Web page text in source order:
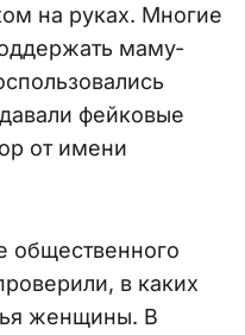
на руках. Многие
маму-
фейковые
от имени
общественного
в каких
женщины. В